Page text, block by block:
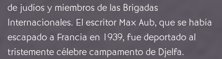
de judíos y miembros de las Brigadas
Internacionales. El escritor Max Aub, que se había
escapado a Francia en 1939, fue deportado al
tristemente célebre campamento de Djelfa.